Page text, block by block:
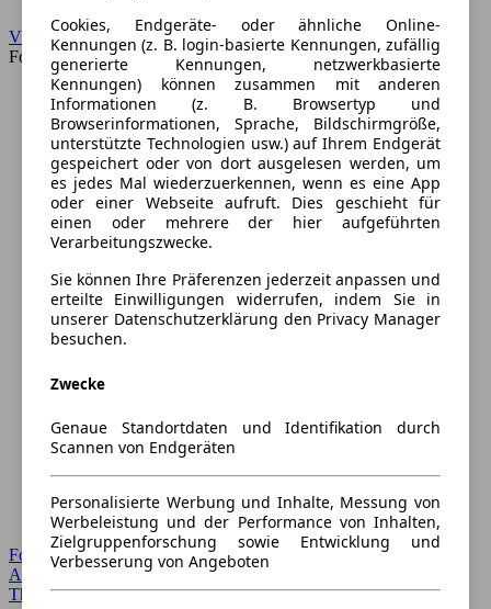
VW
Forum
Forum Startseite
Alle Auto-Foren
Themen-Forum
Cookies, Endgeräte- oder ähnliche Online-
Kennungen (z. B. login-basierte Kennungen, zufällig
generierte Kennungen, netzwerkbasierte
Kennungen) können zusammen mit anderen
Informationen (z. B. Browsertyp und
Browserinformationen, Sprache, Bildschirmgröße,
unterstützte Technologien usw.) auf Ihrem Endgerät
gespeichert oder von dort ausgelesen werden, um
es jedes Mal wiederzuerkennen, wenn es eine App
oder einer Webseite aufruft. Dies geschieht für
einen oder mehrere der hier aufgeführten
Verarbeitungszwecke.
Sie können Ihre Präferenzen jederzeit anpassen und
erteilte Einwilligungen widerrufen, indem Sie in
unserer Datenschutzerklärung den Privacy Manager
besuchen.
Zwecke
Genaue Standortdaten und Identifikation durch
Scannen von Endgeräten
Personalisierte Werbung und Inhalte, Messung von
Werbeleistung und der Performance von Inhalten,
Zielgruppenforschung sowie Entwicklung und
Verbesserung von Angeboten